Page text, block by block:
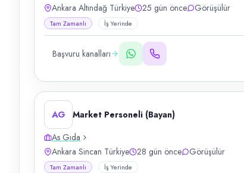
Ankara Altındağ Türkiye
25 gün önce Görüşülür
Tam Zamanlı İş Yerinde
Başvuru kanalları
AG
Market Personeli (Bayan)
As Gıda
Ankara Sincan Türkiye
28 gün önce Görüşülür
Tam Zamanlı İş Yerinde